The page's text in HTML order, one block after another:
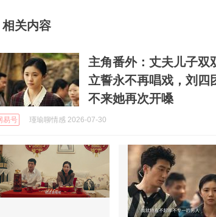
相关内容
主角番外：丈夫儿子双
立誓永不再唱戏，刘四
不来她再次开嗓
易号 瑾瑜聊情感 2026-07-30